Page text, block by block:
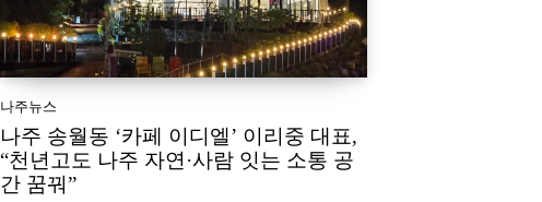
나주뉴스
나주 송월동 ‘카페 이디엘’ 이리중 대표,
“천년고도 나주 자연·사람 잇는 소통 공
간 꿈꿔”